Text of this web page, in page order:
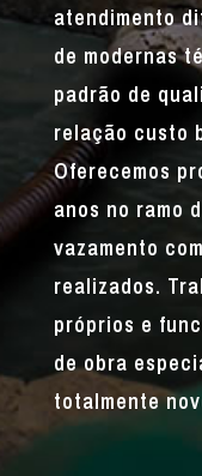
atendimento
de modernas
padrão de
relação custo
Oferecemos
anos no ramo
vazamento
realizados.
próprios e
de obra
totalmente